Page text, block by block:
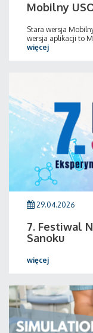
Mobilny
Stara wersja
wersja aplikacji to
więcej
29.04.2026
7. Festiwal
Sanoku
więcej